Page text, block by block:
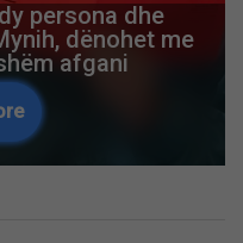
ftesa e përsëritur
konferencë
17:00